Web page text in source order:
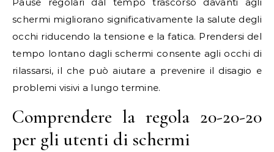
Pause regolari dal tempo trascorso davanti agli
schermi migliorano significativamente la salute degli
occhi riducendo la tensione e la fatica. Prendersi del
tempo lontano dagli schermi consente agli occhi di
rilassarsi, il che può aiutare a prevenire il disagio e
problemi visivi a lungo termine.
Comprendere la regola 20-20-20
per gli utenti di schermi